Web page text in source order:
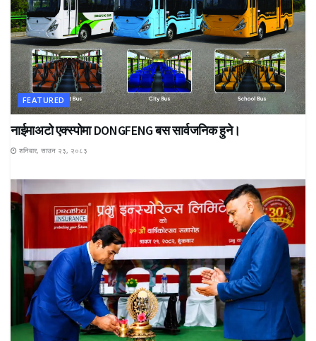
FEATURED
नाईमाअटो एक्स्पोमा DONGFENG बस सार्वजनिक हुने।
शनिबार, साउन २३, २०८३